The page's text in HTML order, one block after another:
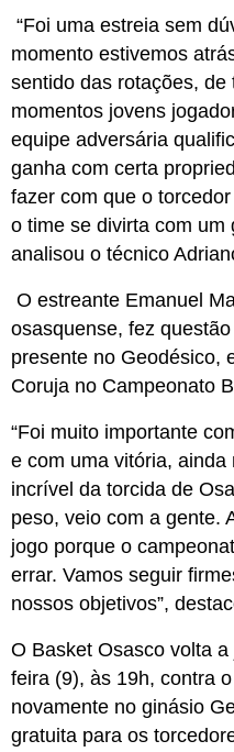
“Foi uma estreia sem
momento estivemos
sentido das rotações, de
momentos jovens
equipe adversária
ganha com certa
fazer com que o
o time se divirta com um
analisou o técnico
O estreante Emanuel
osasquense, fez
presente no Geodésico,
Coruja no Campeonato
“Foi muito importante
e com uma vitória,
incrível da torcida de
peso, veio com a gente.
jogo porque o
errar. Vamos seguir
nossos objetivos”,
O Basket Osasco volta
feira (9), às 19h, contra
novamente no ginásio
gratuita para os